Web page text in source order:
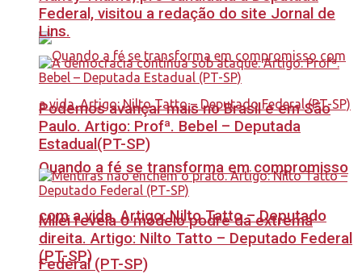
Quando a fé se transforma em compromisso
com a vida. Artigo: Nilto Tatto – Deputado
Federal (PT-SP)
Federal, visitou a redação do site Jornal de
Lins.
Podemos avançar mais no Brasil e em São
Paulo. Artigo: Profª. Bebel – Deputada
Estadual(PT-SP)
Milei revela o modelo podre da extrema
direita. Artigo: Nilto Tatto – Deputado Federal
(PT-SP)